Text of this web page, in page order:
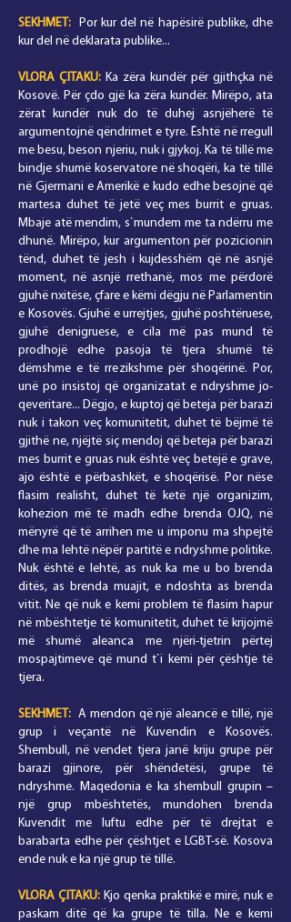
SEKHMET: Por kur del në hapësirë publike, dhe
kur del në deklarata publike...
VLORA ÇITAKU: Ka zëra kundër për gjithçka në
Kosovë. Për çdo gjë ka zëra kundër. Mirëpo, ata
zërat kundër nuk do të duhej asnjëherë të
argumentojnë qëndrimet e tyre. Është në rregull
me besu, beson njeriu, nuk i gjykoj. Ka të tillë me
bindje shumë koservatore në shoqëri, ka të tillë
në Gjermani e Amerikë e kudo edhe besojnë që
martesa duhet të jetë veç mes burrit e gruas.
Mbaje atë mendim, s`mundem me ta ndërru me
dhunë. Mirëpo, kur argumenton për pozicionin
tënd, duhet të jesh i kujdesshëm që në asnjë
moment, në asnjë rrethanë, mos me përdorë
gjuhë nxitëse, çfare e këmi dëgju në Parlamentin
e Kosovës. Gjuhë e urrejtjes, gjuhë poshtëruese,
gjuhë denigruese, e cila më pas mund të
prodhojë edhe pasoja të tjera shumë të
dëmshme e të rrezikshme për shoqërinë. Por,
unë po insistoj që organizatat e ndryshme jo-
qeveritare... Dëgjo, e kuptoj që beteja për barazi
nuk i takon veç komunitetit, duhet të bëjmë të
gjithë ne, njëjtë siç mendoj që beteja për barazi
mes burrit e gruas nuk është veç betejë e grave,
ajo është e përbashkët, e shoqërisë. Por nëse
flasim realisht, duhet të ketë një organizim,
kohezion më të madh edhe brenda OJQ, në
mënyrë që të arrihen me u imponu ma shpejtë
dhe ma lehtë nëpër partitë e ndryshme politike.
Nuk është e lehtë, as nuk ka me u bo brenda
ditës, as brenda muajit, e ndoshta as brenda
vitit. Ne që nuk e kemi problem të flasim hapur
në mbështetje të komunitetit, duhet të krijojmë
më shumë aleanca me njëri-tjetrin përtej
mospajtimeve që mund t`i kemi për çështje të
tjera.
SEKHMET: A mendon që një aleancë e tillë, një
grup i veçantë në Kuvendin e Kosovës.
Shembull, në vendet tjera janë kriju grupe për
barazi gjinore, për shëndetësi, grupe të
ndryshme. Maqedonia e ka shembull grupin –
një grup mbështetës, mundohen brenda
Kuvendit me luftu edhe për të drejtat e
barabarta edhe për çështjet e LGBT-së. Kosova
ende nuk e ka një grup të tillë.
VLORA ÇITAKU:Kjo qenka praktikë e mirë, nuk e
paskam ditë që ka grupe të tilla. Ne e kemi